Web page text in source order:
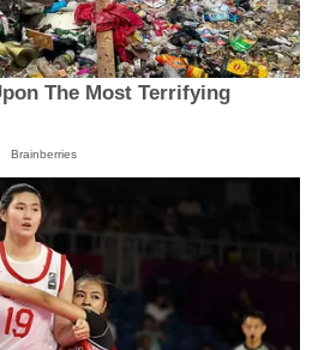
The Most Terrifying
Brainberries